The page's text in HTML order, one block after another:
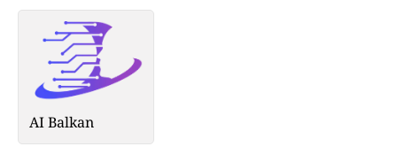
AI Balkan